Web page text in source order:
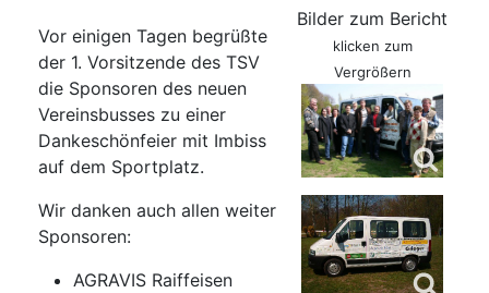
Vor einigen Tagen begrüßte
der 1. Vorsitzende des TSV
die Sponsoren des neuen
Vereinsbusses zu einer
Dankeschönfeier mit Imbiss
auf dem Sportplatz.
Wir danken auch allen weiter
Sponsoren:
AGRAVIS Raiffeisen
Bilder zum Bericht
klicken zum
Vergrößern